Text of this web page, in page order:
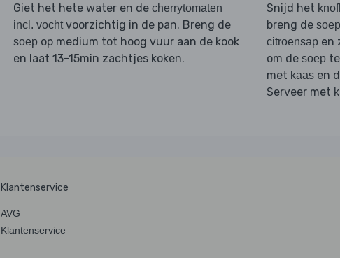
Giet het hete water en de cherrytomaten
incl. vochtvoorzichtig in de pan. Breng de
soepop medium tot hoog vuur aan de kook
en laat 13-15min zachtjes koken.
Snijd het
breng de soep
citroensap en
om de soep
met kaas en
Serveer met
Klantenservice
AVG
Klantenservice